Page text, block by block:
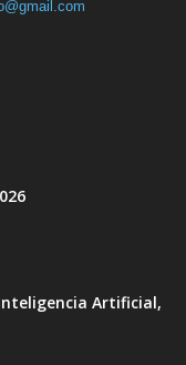
Artificial,